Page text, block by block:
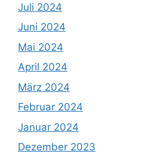
Juli 2024
Juni 2024
Mai 2024
April 2024
März 2024
Februar 2024
Januar 2024
Dezember 2023